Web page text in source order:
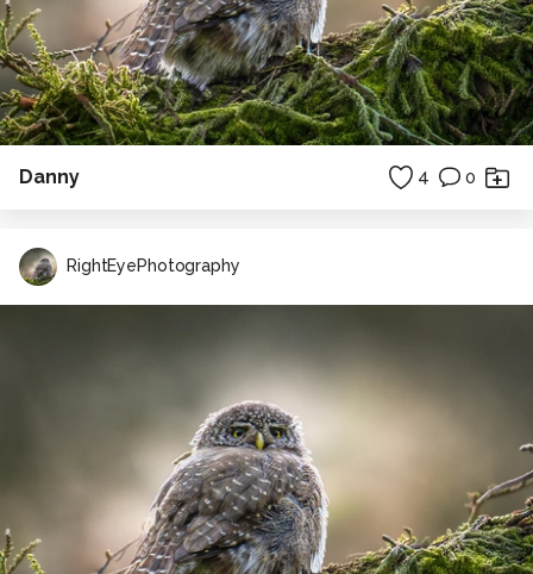
Danny 4 0
RightEyePhotography